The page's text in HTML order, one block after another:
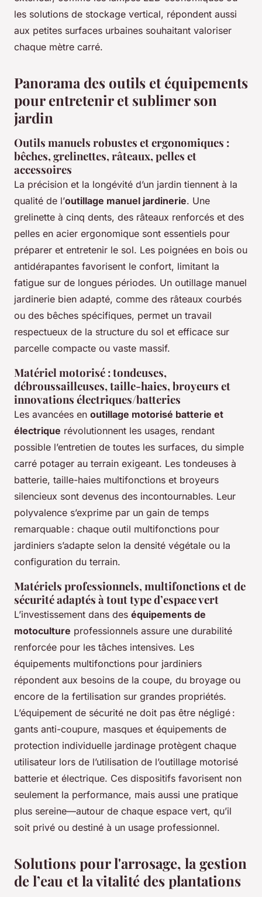
les solutions de stockage vertical, répondent aussi
aux petites surfaces urbaines souhaitant valoriser
chaque mètre carré.
Panorama des outils et équipements
pour entretenir et sublimer son
jardin
Outils manuels robustes et ergonomiques :
bêches, grelinettes, râteaux, pelles et
accessoires
La précision et la longévité d’un jardin tiennent à la
qualité de l’outillage manuel jardinerie. Une
grelinette à cinq dents, des râteaux renforcés et des
pelles en acier ergonomique sont essentiels pour
préparer et entretenir le sol. Les poignées en bois ou
antidérapantes favorisent le confort, limitant la
fatigue sur de longues périodes. Un outillage manuel
jardinerie bien adapté, comme des râteaux courbés
ou des bêches spécifiques, permet un travail
respectueux de la structure du sol et efficace sur
parcelle compacte ou vaste massif.
Matériel motorisé : tondeuses,
débroussailleuses, taille-haies, broyeurs et
innovations électriques/batteries
Les avancées en outillage motorisé batterie et
électrique révolutionnent les usages, rendant
possible l’entretien de toutes les surfaces, du simple
carré potager au terrain exigeant. Les tondeuses à
batterie, taille-haies multifonctions et broyeurs
silencieux sont devenus des incontournables. Leur
polyvalence s’exprime par un gain de temps
remarquable : chaque outil multifonctions pour
jardiniers s’adapte selon la densité végétale ou la
configuration du terrain.
Matériels professionnels, multifonctions et de
sécurité adaptés à tout type d’espace vert
L’investissement dans des équipements de
motoculture professionnels assure une durabilité
renforcée pour les tâches intensives. Les
équipements multifonctions pour jardiniers
répondent aux besoins de la coupe, du broyage ou
encore de la fertilisation sur grandes propriétés.
L’équipement de sécurité ne doit pas être négligé :
gants anti-coupure, masques et équipements de
protection individuelle jardinage protègent chaque
utilisateur lors de l’utilisation de l’outillage motorisé
batterie et électrique. Ces dispositifs favorisent non
seulement la performance, mais aussi une pratique
plus sereine—autour de chaque espace vert, qu’il
soit privé ou destiné à un usage professionnel.
Solutions pour l'arrosage, la gestion
de l’eau et la vitalité des plantations